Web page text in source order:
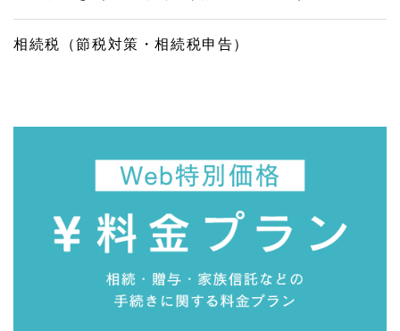
相続税（節税対策・相続税申告）